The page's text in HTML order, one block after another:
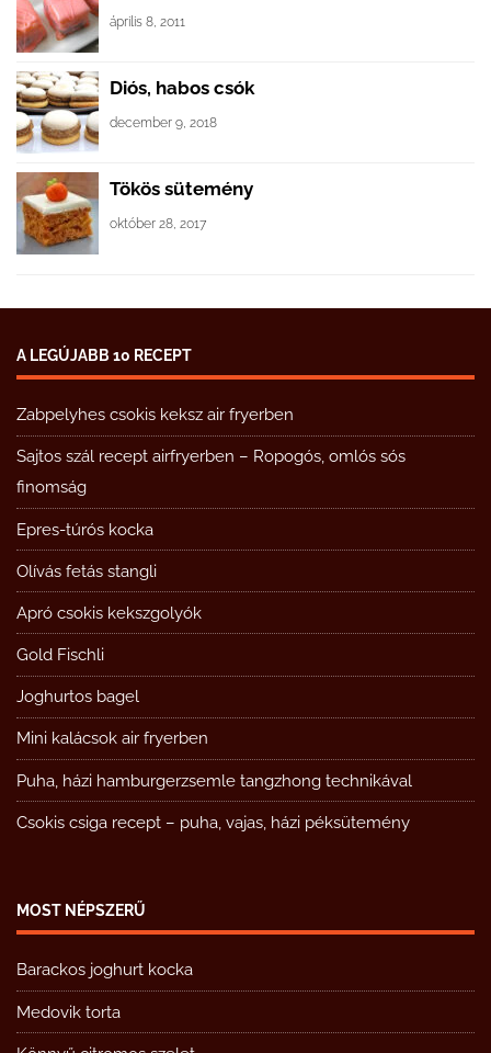
április 8, 2011
Diós, habos csók
december 9, 2018
Tökös sütemény
október 28, 2017
A LEGÚJABB 10 RECEPT
Zabpelyhes csokis keksz air fryerben
Sajtos szál recept airfryerben – Ropogós, omlós sós
finomság
Epres-túrós kocka
Olívás fetás stangli
Apró csokis kekszgolyók
Gold Fischli
Joghurtos bagel
Mini kalácsok air fryerben
Puha, házi hamburgerzsemle tangzhong technikával
Csokis csiga recept – puha, vajas, házi péksütemény
MOST NÉPSZERŰ
Barackos joghurt kocka
Medovik torta